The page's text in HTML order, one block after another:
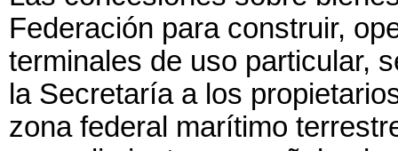
Federación para construir,
terminales de uso particular,
la Secretaría a los
zona federal marítimo